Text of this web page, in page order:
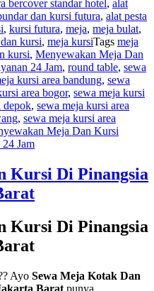
bercover standar hotel, alat
dan kursi futura, alat pesta
, kursi futura, meja, meja bulat,
kursi, meja kursiTags meja
kursi, Menyewakan Meja Dan
24 Jam, round table, sewa
kursi area bandung, sewa
area bogor, sewa meja kursi
depok, sewa meja kursi area
, sewa meja kursi area
Meja Dan Kursi
Jam
Kursi Di Pinangsia
Kursi Di Pinangsia
Ayo Sewa Meja Kotak Dan